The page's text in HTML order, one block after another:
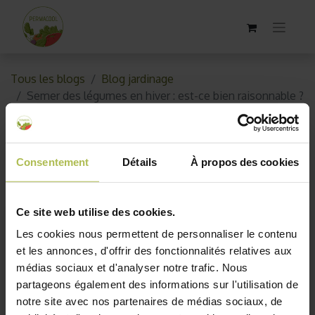
Consentement Détails À propos des cookies
Ce site web utilise des cookies.
Les cookies nous permettent de personnaliser le contenu
et les annonces, d'offrir des fonctionnalités relatives aux
médias sociaux et d'analyser notre trafic. Nous
partageons également des informations sur l'utilisation de
notre site avec nos partenaires de médias sociaux, de
Tous les blogs
Blog jardinage
Semer des légumes en hiver : est-ce bien raisonnable ?
Semer des légumes en hiver :
est-ce bien raisonnable ?